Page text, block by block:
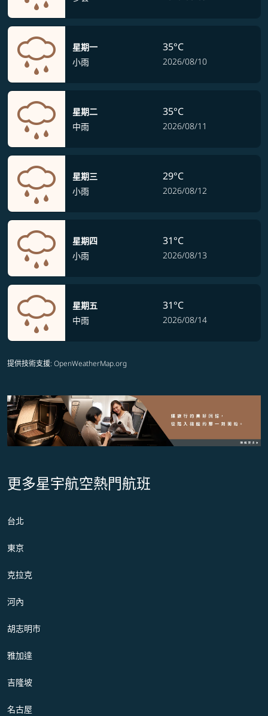
星期一
小雨
35°C
2026/08/10
星期二
中雨
35°C
2026/08/11
星期三
小雨
29°C
2026/08/12
星期四
小雨
31°C
2026/08/13
星期五
中雨
31°C
2026/08/14
提供技術支援: OpenWeatherMap.org
更多星宇航空熱門航班
台北
東京
克拉克
河內
胡志明市
雅加達
吉隆坡
名古屋